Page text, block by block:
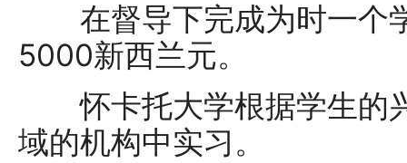
在督导下完成为时一个
5000新西兰元。
怀卡托大学根据学生的
域的机构中实习。